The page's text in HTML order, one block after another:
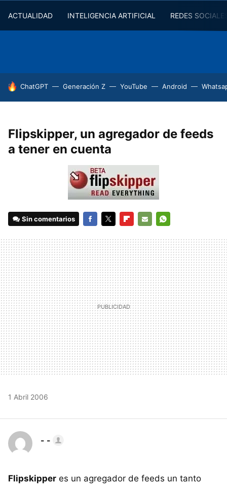
ACTUALIDAD INTELIGENCIA ARTIFICIAL REDES
HOY SE HABLA DE
ChatGPT Generación Z YouTube Android
Flipskipper, un agregador de feeds
a tener en cuenta
Sin comentarios
MAIL
1 Abril 2006
- -
Flipskipper es un agregador de feeds un tanto